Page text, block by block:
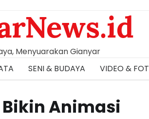
Menyuarakan Gianyar
SENI & BUDAYA VIDEO &
Animasi